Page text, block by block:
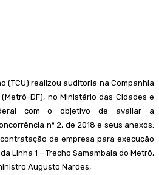
(TCU) realizou auditoria na Companhia
DF), no Ministério das Cidades e
com o objetivo de avaliar a
nº 2, de 2018 e seus anexos.
de empresa para execução
Linha 1 – Trecho Samambaia do Metrô,
Augusto Nardes,